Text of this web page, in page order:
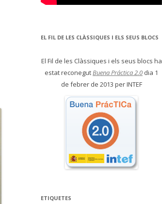
EL FIL DE LES CLÀSSIQUES I ELS SEUS BLOCS
El Fil de les Clàssiques i els seus blocs ha
estat reconegutBuena Práctica 2.0 dia 1
de febrer de 2013 per INTEF
ETIQUETES